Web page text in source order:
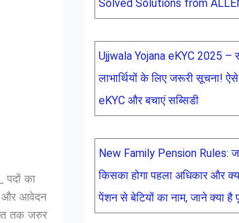
पदों का
और आवेदन
तक जरुर
Solved Solutions from
Ujjwala Yojana eKYC 2025 –
लाभार्थियों के लिए जरूरी सूचना!
eKYC और बचाएं सब्सिडी
New Family Pension Rules:
किसका होगा पहला अधिकार और
पेंशन से बेटियों का नाम, जाने क्या है